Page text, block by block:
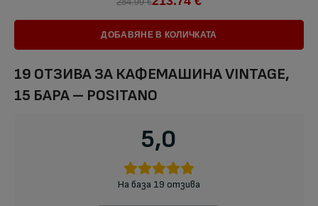
ДОБАВЯНЕ В КОЛИЧКАТА
19 ОТЗИВА ЗА КАФЕМАШИНА VINTAGE,
15 БАРА – POSITANO
5,0
На база 19 отзива